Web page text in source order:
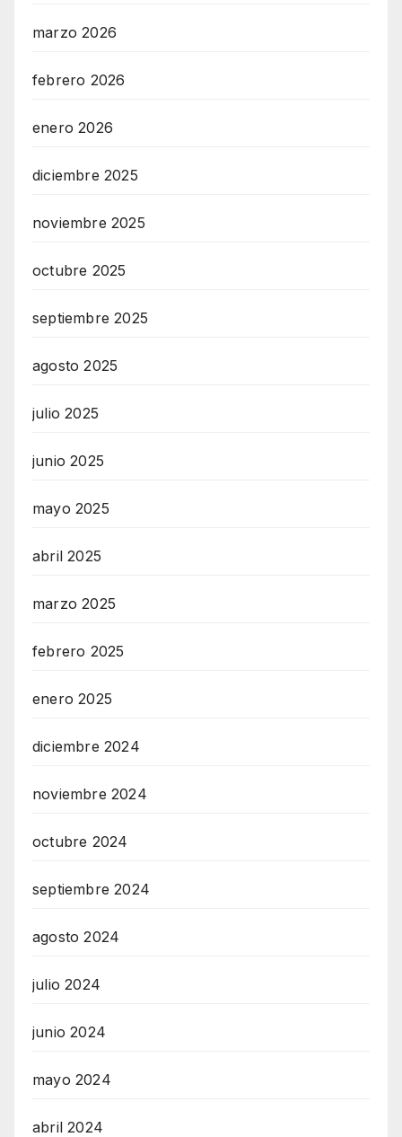
marzo 2026
febrero 2026
enero 2026
diciembre 2025
noviembre 2025
octubre 2025
septiembre 2025
agosto 2025
julio 2025
junio 2025
mayo 2025
abril 2025
marzo 2025
febrero 2025
enero 2025
diciembre 2024
noviembre 2024
octubre 2024
septiembre 2024
agosto 2024
julio 2024
junio 2024
mayo 2024
abril 2024